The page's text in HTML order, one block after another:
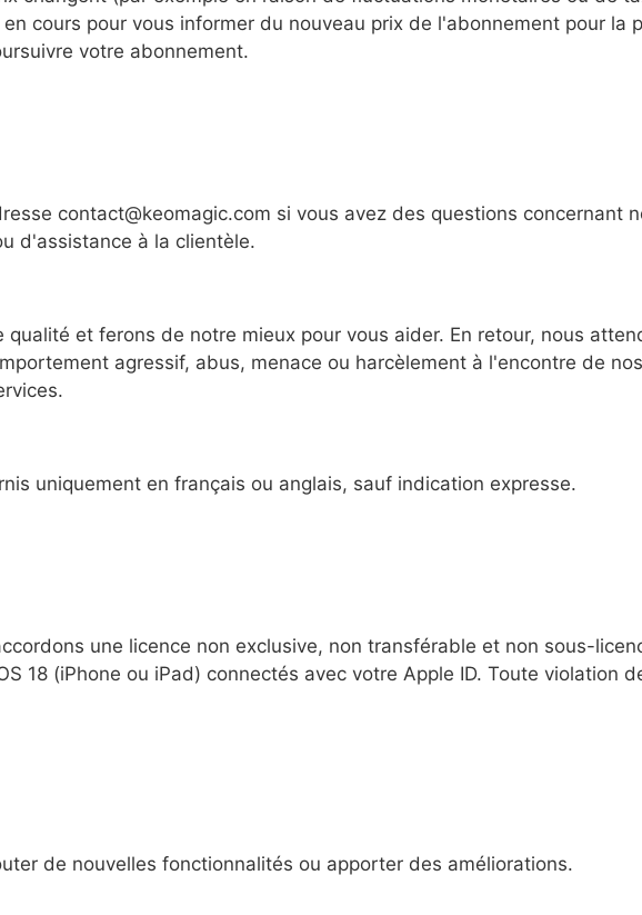
cours pour vous informer du nouveau prix de l'abonnement pour la
votre abonnement.
contact@keomagic.com si vous avez des questions concernant
d'assistance à la clientèle.
et ferons de notre mieux pour vous aider. En retour, nous
agressif, abus, menace ou harcèlement à l'encontre de
uniquement en français ou anglais, sauf indication expresse.
une licence non exclusive, non transférable et non sous-
18 (iPhone ou iPad) connectés avec votre Apple ID. Toute violation
de nouvelles fonctionnalités ou apporter des améliorations.